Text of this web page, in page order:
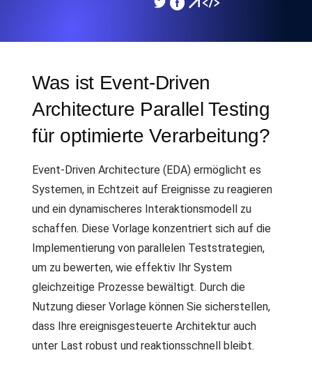
Was ist Event-Driven
Architecture Parallel Testing
für optimierte Verarbeitung?
Event-Driven Architecture (EDA) ermöglicht es
Systemen, in Echtzeit auf Ereignisse zu reagieren
und ein dynamischeres Interaktionsmodell zu
schaffen. Diese Vorlage konzentriert sich auf die
Implementierung von parallelen Teststrategien,
um zu bewerten, wie effektiv Ihr System
gleichzeitige Prozesse bewältigt. Durch die
Nutzung dieser Vorlage können Sie sicherstellen,
dass Ihre ereignisgesteuerte Architektur auch
unter Last robust und reaktionsschnell bleibt.